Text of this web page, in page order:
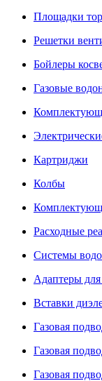
Площадки
Решетки
Бойлеры
Газовые
Картриджи
Колбы
Расходные
Системы
Адаптеры для
Вставки
Газовая
Газовая
Газовая